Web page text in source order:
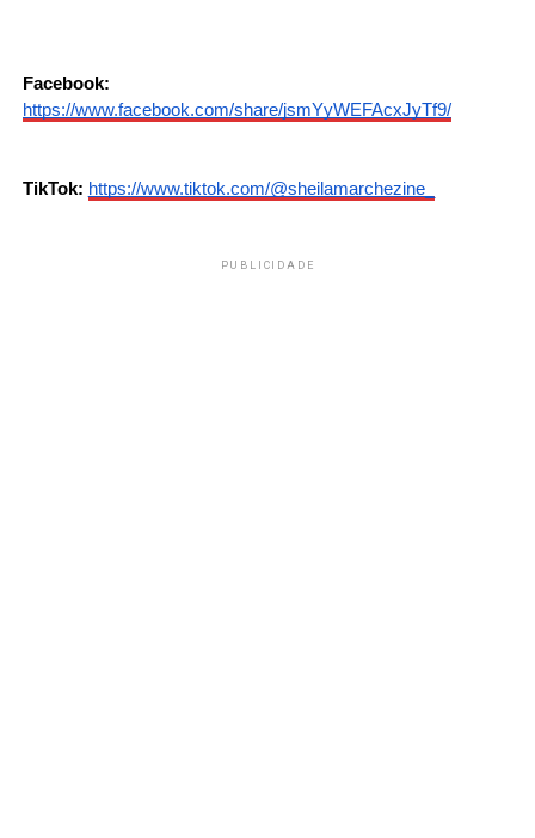
Facebook:
https://www.facebook.com/share/jsmYyWEFAcxJyTf9/
TikTok: https://www.tiktok.com/@sheilamarchezine_
PUBLICIDADE